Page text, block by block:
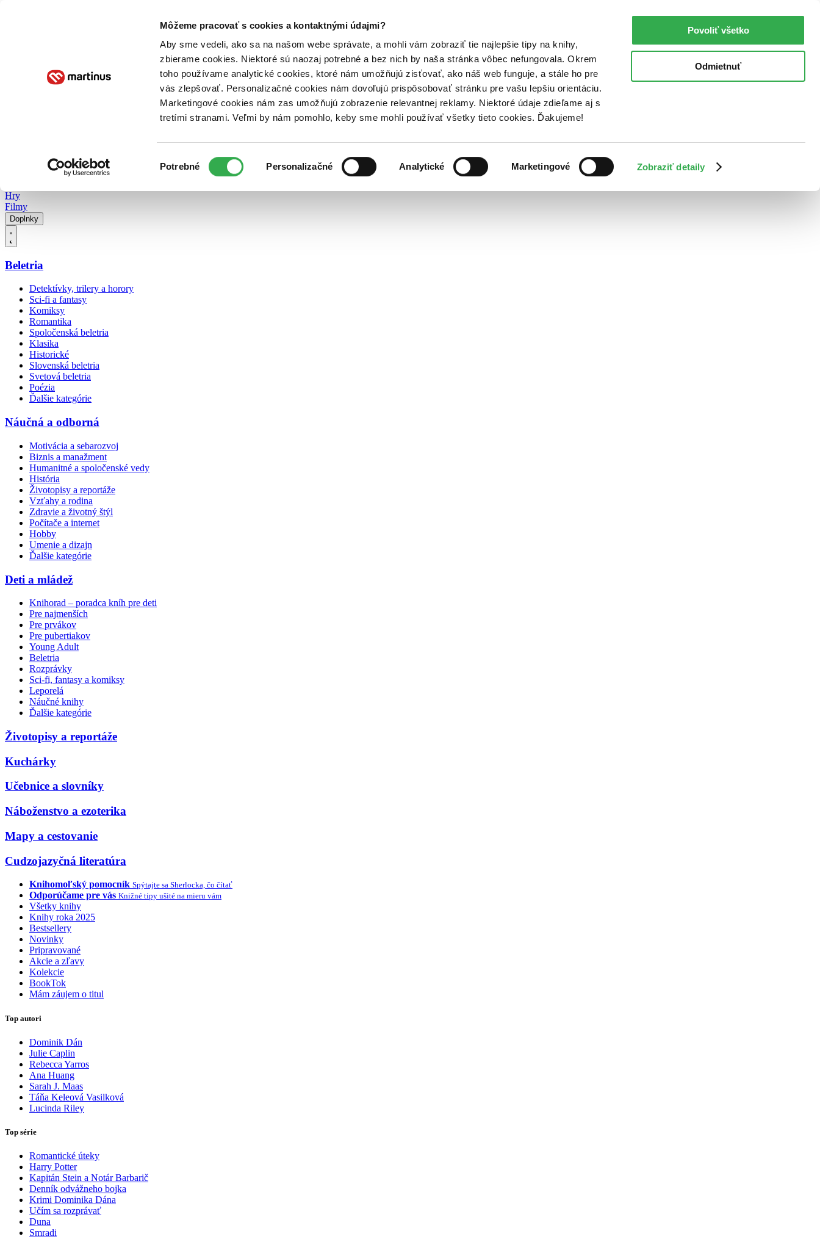
Môžeme pracovať s cookies a kontaktnými údajmi?
Aby sme vedeli, ako sa na našom webe správate, a mohli vám zobraziť tie najlepšie tipy na knihy,
zbierame cookies. Niektoré sú naozaj potrebné a bez nich by naša stránka vôbec nefungovala. Okrem
toho používame analytické cookies, ktoré nám umožňujú zisťovať, ako náš web funguje, a stále ho pre
vás zlepšovať. Personalizačné cookies nám dovoľujú prispôsobovať stránku pre vašu lepšiu orientáciu.
Marketingové cookies nám zas umožňujú zobrazenie relevantnej reklamy. Niektoré údaje zdieľame aj s
tretími stranami. Veľmi by nám pomohlo, keby sme mohli používať všetky tieto cookies. Ďakujeme!
súhlasu
Potrebné Personalizačné Analytické Marketingové Zobraziť detaily
Povoliť všetko
Odmietnuť
Poukážky Kontakt
Hry
Filmy
Doplnky
Beletria
Detektívky, trilery a horory
Sci-fi a fantasy
Komiksy
Romantika
Spoločenská beletria
Klasika
Historické
Slovenská beletria
Svetová beletria
Poézia
Ďalšie kategórie
Náučná a odborná
Motivácia a sebarozvoj
Biznis a manažment
Humanitné a spoločenské vedy
História
Životopisy a reportáže
Vzťahy a rodina
Zdravie a životný štýl
Počítače a internet
Hobby
Umenie a dizajn
Ďalšie kategórie
Deti a mládež
Knihorad – poradca kníh pre deti
Pre najmenších
Pre prvákov
Pre pubertiakov
Young Adult
Beletria
Rozprávky
Sci-fi, fantasy a komiksy
Leporelá
Náučné knihy
Ďalšie kategórie
Životopisy a reportáže
Kuchárky
Učebnice a slovníky
Náboženstvo a ezoterika
Mapy a cestovanie
Cudzojazyčná literatúra
Knihomoľský pomocník Spýtajte sa Sherlocka, čo čítať
Odporúčame pre vás Knižné tipy ušité na mieru vám
Všetky knihy
Knihy roka 2025
Bestsellery
Novinky
Pripravované
Akcie a zľavy
Kolekcie
BookTok
Mám záujem o titul
Top autori
Dominik Dán
Julie Caplin
Rebecca Yarros
Ana Huang
Sarah J. Maas
Táňa Keleová Vasilková
Lucinda Riley
Top série
Romantické úteky
Harry Potter
Kapitán Stein a Notár Barbarič
Denník odvážneho bojka
Krimi Dominika Dána
Učím sa rozprávať
Duna
Smradi